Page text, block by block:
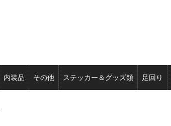
内装品 その他 ステッカー＆グッズ類 足回り